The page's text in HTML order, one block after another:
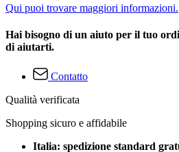
Qui puoi trovare maggiori informazioni.
Hai bisogno di un aiuto per il tuo
di aiutarti.
Contatto
Qualità verificata
Shopping sicuro e affidabile
Italia: spedizione standard